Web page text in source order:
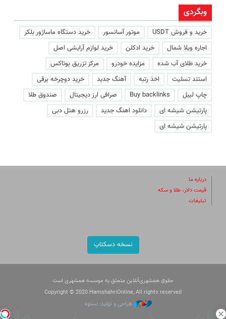
وبگردی
خرید و فروش USDT موتور آسانسور
خرید دستگاه ماساژور بلکر
اجاره ویلا شمال
خرید ادکلن
خرید لوازم آرایشی اصل
خرید طلای آب شده
مزایده خودرو
مرکز تزریق بوتاکس
استند تسلیت
اخذ رتبه آهنگ جدید
خرید دوچرخه برقی
چاپ لیبل
Buy backlinks صرافی ارز دیجیتال
صندوق طلا
پارتیشن شیشه ای
دانلود اهنگ جدید
رزرو هتل دبی
پارتیشن شیشه ای
درباره ما
قیمت دلار، طلا و سکه
تبلیغات
نسخه دسکتاپ
حقوق همشهری‌آنلاین متعلق به موسسه همشهری است
Copyright © 2020 HamshahriOnline, All rights reserved
طراحی و تولید: نستوه